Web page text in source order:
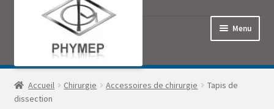
Menu
Accueil
Accueil Chirurgie Accessoires de chirurgie
Tapis de
dissection